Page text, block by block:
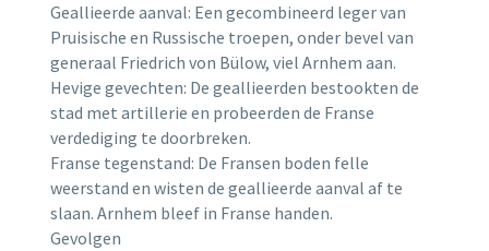
Geallieerde aanval: Een gecombineerd leger van
Pruisische en Russische troepen, onder bevel van
generaal Friedrich von Bülow, viel Arnhem aan.
Hevige gevechten: De geallieerden bestookten de
stad met artillerie en probeerden de Franse
verdediging te doorbreken.
Franse tegenstand: De Fransen boden felle
weerstand en wisten de geallieerde aanval af te
slaan. Arnhem bleef in Franse handen.
Gevolgen